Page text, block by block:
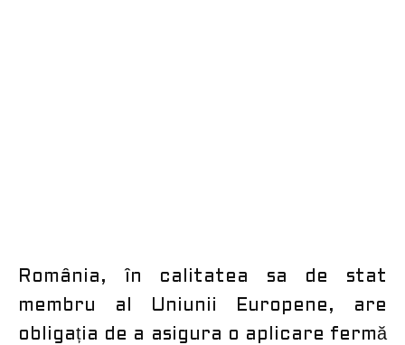
România, în calitatea sa de stat
membru al Uniunii Europene, are
obligația de a asigura o aplicare fermă